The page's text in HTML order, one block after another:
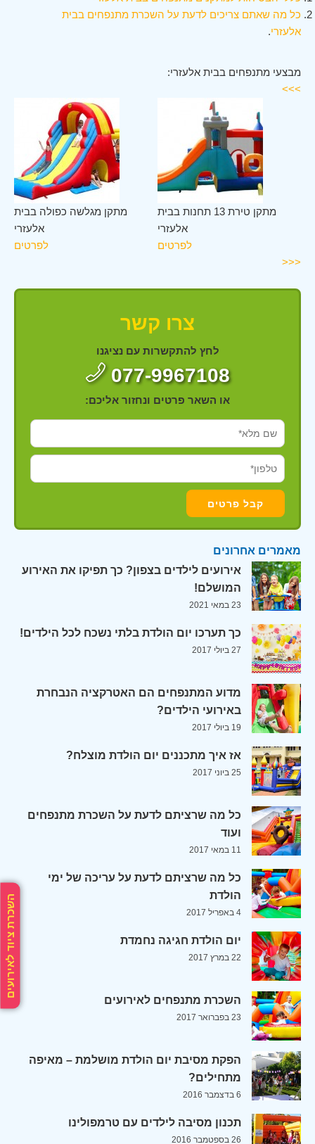
השכרת ציוד לאירועים
כל מה שאתם צריכים לדעת על השכרת מתנפחים בבית
אלעזרי.
מבצעי מתנפחים בבית אלעזרי:
>>>
מתקן מגלשה כפולה בבית
אלעזרי
לפרטים
מתקן טירת 13 תחנות בבית
אלעזרי
לפרטים
<<<
צרו קשר
לחץ להתקשרות עם נציגנו
077-9967108
או השאר פרטים ונחזור אליכם:
מאמרים אחרונים
אירועים לילדים בצפון? כך תפיקו את האירוע
המושלם!
23 במאי 2021
כך תערכו יום הולדת בלתי נשכח לכל הילדים!
27 ביולי 2017
מדוע המתנפחים הם האטרקציה הנבחרת
באירועי הילדים?
19 ביולי 2017
אז איך מתכננים יום הולדת מוצלח?
25 ביוני 2017
כל מה שרציתם לדעת על השכרת מתנפחים
ועוד
11 במאי 2017
כל מה שרציתם לדעת על עריכה של ימי
הולדת
4 באפריל 2017
יום הולדת חגיגה נחמדת
22 במרץ 2017
השכרת מתנפחים לאירועים
23 בפברואר 2017
הפקת מסיבת יום הולדת מושלמת – מאיפה
מתחילים?
6 בדצמבר 2016
תכנון מסיבה לילדים עם טרמפולינו
26 בספטמבר 2016